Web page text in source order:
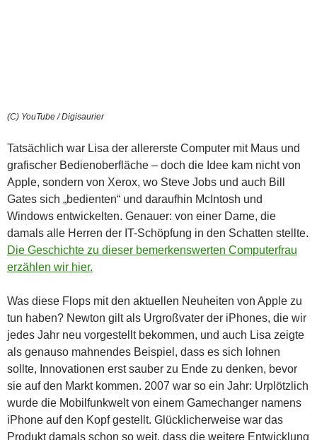
(C) YouTube / Digisaurier
Tatsächlich war Lisa der allererste Computer mit Maus und
grafischer Bedienoberfläche – doch die Idee kam nicht von
Apple, sondern von Xerox, wo Steve Jobs und auch Bill
Gates sich „bedienten“ und daraufhin McIntosh und
Windows entwickelten. Genauer: von einer Dame, die
damals alle Herren der IT-Schöpfung in den Schatten stellte.
Die Geschichte zu dieser bemerkenswerten Computerfrau
erzählen wir hier.
Was diese Flops mit den aktuellen Neuheiten von Apple zu
tun haben? Newton gilt als Urgroßvater der iPhones, die wir
jedes Jahr neu vorgestellt bekommen, und auch Lisa zeigte
als genauso mahnendes Beispiel, dass es sich lohnen
sollte, Innovationen erst sauber zu Ende zu denken, bevor
sie auf den Markt kommen. 2007 war so ein Jahr: Urplötzlich
wurde die Mobilfunkwelt von einem Gamechanger namens
iPhone auf den Kopf gestellt. Glücklicherweise war das
Produkt damals schon so weit, dass die weitere Entwicklung